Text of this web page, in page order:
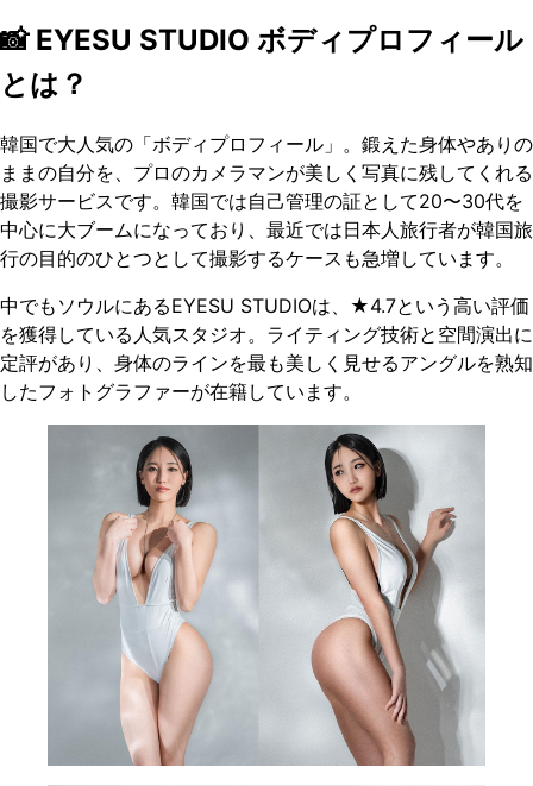
📸 EYESU STUDIO ボディプロフィール
とは？
韓国で大人気の「ボディプロフィール」。鍛えた身体やありの
ままの自分を、プロのカメラマンが美しく写真に残してくれる
撮影サービスです。韓国では自己管理の証として20〜30代を
中心に大ブームになっており、最近では日本人旅行者が韓国旅
行の目的のひとつとして撮影するケースも急増しています。
中でもソウルにあるEYESU STUDIOは、★4.7という高い評価
を獲得している人気スタジオ。ライティング技術と空間演出に
定評があり、身体のラインを最も美しく見せるアングルを熟知
したフォトグラファーが在籍しています。